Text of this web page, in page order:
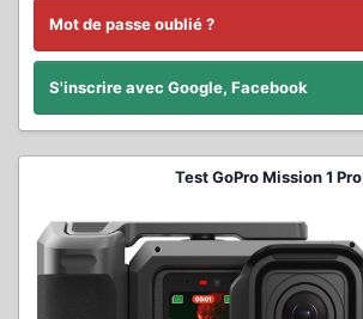
Mot de passe oublié ?
S'inscrire avec Google, Facebook
Test GoPro Mission 1 Pro